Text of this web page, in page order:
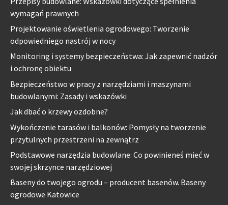
wymagań prawnych
Projektowanie oświetlenia ogrodowego: Tworzenie
odpowiedniego nastrój w nocy
Monitoring i systemy bezpieczeństwa: Jak zapewnić nadzór
i ochronę obiektu
Bezpieczeństwo w pracy z narzędziami i maszynami
budowlanymi: Zasady i wskazówki
Jak dbać o krzewy ozdobne?
Wykończenie tarasów i balkonów: Pomysły na tworzenie
przytulnych przestrzeni na zewnątrz
Podstawowe narzędzia budowlane: Co powinieneś mieć w
swojej skrzynce narzędziowej
Baseny do twojego ogrodu – producent basenów. Baseny
ogrodowe Katowice